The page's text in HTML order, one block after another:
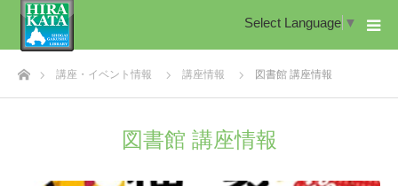
Select Language ▼
ホーム講座・イベント情報 講座情報 図書館 講座情報
図書館 講座情報